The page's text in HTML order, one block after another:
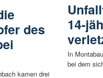
des
kamen drei
14-
In
bei dem